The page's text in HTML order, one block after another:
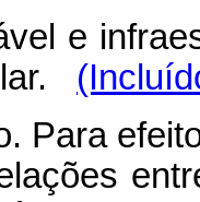
e
Para